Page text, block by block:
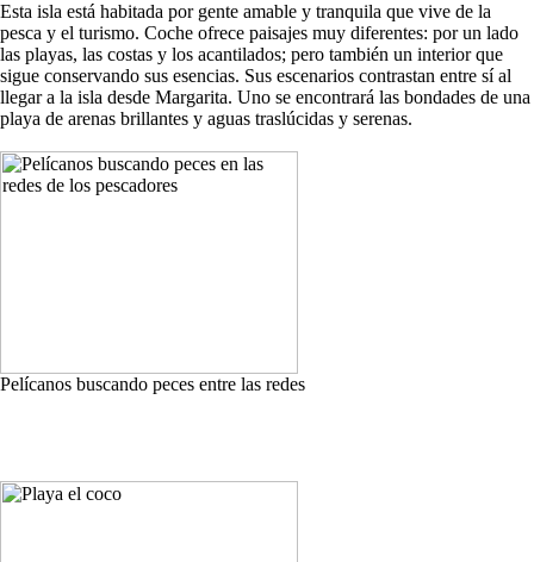
Esta isla está habitada por gente amable y tranquila que vive de la
pesca y el turismo. Coche ofrece paisajes muy diferentes: por un lado
las playas, las costas y los acantilados; pero también un interior que
sigue conservando sus esencias. Sus escenarios contrastan entre sí al
llegar a la isla desde Margarita. Uno se encontrará las bondades de una
playa de arenas brillantes y aguas traslúcidas y serenas.
Pelícanos buscando peces entre las redes